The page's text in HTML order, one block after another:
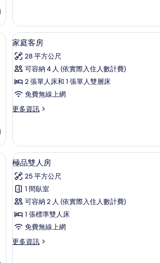
相
片
房
的
詳
情
客房內保險箱、書桌
顯
示
家
庭
客
的
有
相
片
家庭客房 | 高級
10
家庭客房
28 平方公尺
可容納 4 人 (依實際入住人數計費)
2 張單人床和 1 張單人雙層床
免費無線上網
更多資訊
更
客
房
的
情
客房內保險箱、書桌
顯
示
極
品
雙
人
的
高級寢具、迷你
5
極品雙人房
25 平方公尺
1 間臥室
可容納 2 人 (依實際入住人數計費)
1 張標準雙人床
免費無線上網
更多資訊
更